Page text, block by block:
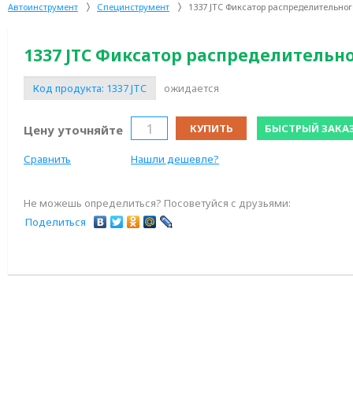
Автоинструмент Специнструмент 1337 JTC Фиксатор
1337 JTC Фиксатор
Код продукта: 1337 JTC ожидается
Цену уточняйте КУПИТЬ БЫСТРЫЙ
Сравнить Нашли дешевле?
Не можешь определиться? Посоветуйся с друзьями:
Поделиться